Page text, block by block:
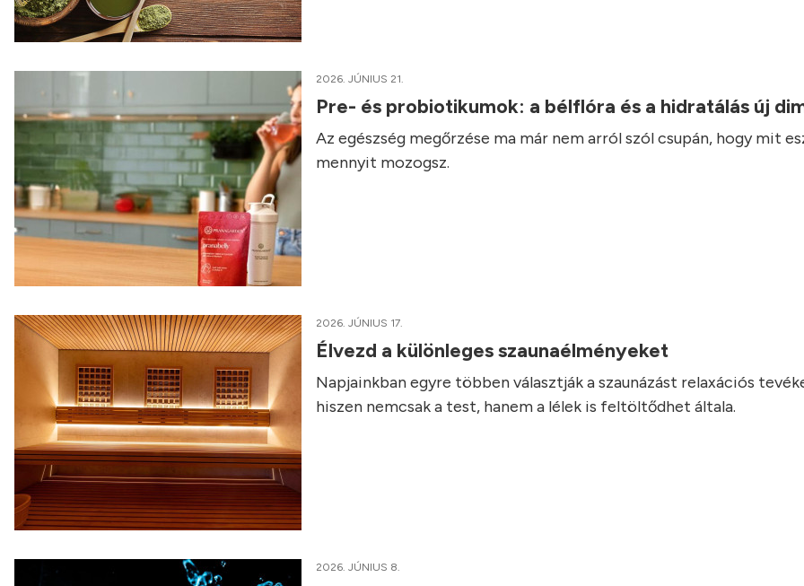
2026. JÚNIUS 21.
Pre- és probiotikumok: a bélflóra és a hidratálás új
Az egészség megőrzése ma már nem arról szól csupán, hogy mit
mennyit mozogsz.
2026. JÚNIUS 17.
Élvezd a különleges szaunaélményeket
Napjainkban egyre többen választják a szaunázást relaxációs
hiszen nemcsak a test, hanem a lélek is feltöltődhet általa.
2026. JÚNIUS 8.